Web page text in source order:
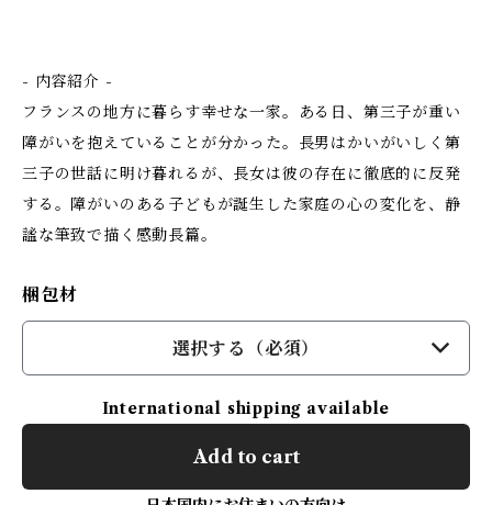
- 内容紹介 -
フランスの地方に暮らす幸せな一家。ある日、第三子が重い
障がいを抱えていることが分かった。長男はかいがいしく第
三子の世話に明け暮れるが、長女は彼の存在に徹底的に反発
する。障がいのある子どもが誕生した家庭の心の変化を、静
謐な筆致で描く感動長篇。
梱包材
選択する（必須）
International shipping available
Add to cart